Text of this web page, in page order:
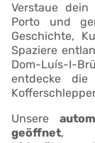
Verstaue
Porto und
Geschichte,
Spaziere
Dom-Luís-I-
entdecke die
Unsere
geöffnet,